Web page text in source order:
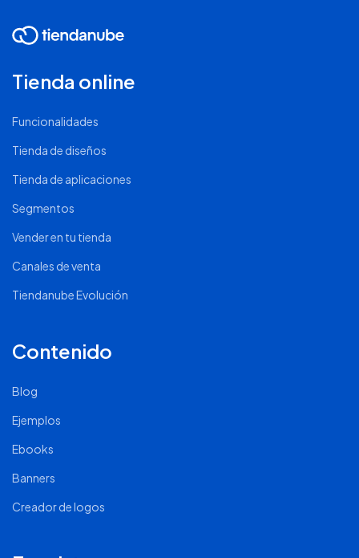
Tienda online
Funcionalidades
Tienda de diseños
Tienda de aplicaciones
Segmentos
Vender en tu tienda
Canales de venta
Tiendanube Evolución
Contenido
Blog
Ejemplos
Ebooks
Banners
Creador de logos